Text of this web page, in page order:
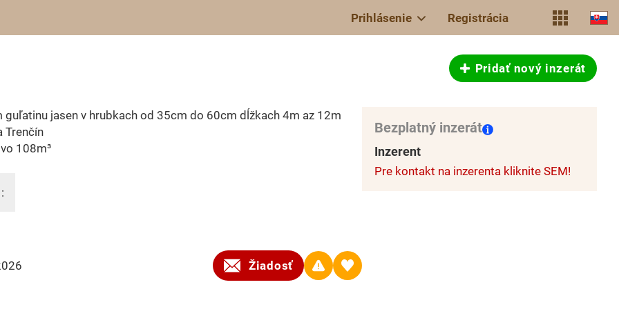
Prihlásenie Registrácia
Pridať nový inzerát
guľatinu jasen v hrubkach od 35cm do 60cm dĺžkach 4m az 12m
Trenčín
108m³
Žiadosť
Bezplatný inzerát
Inzerent
Pre kontakt na inzerenta kliknite SEM!